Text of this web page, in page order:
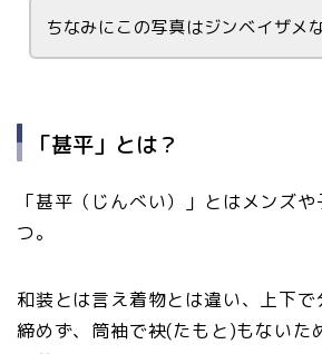
ちなみにこの写真はジンベイザメ
「甚平」とは？
「甚平（じんべい）」とはメンズ
つ。
和装とは言え着物とは違い、上下
締めず、筒袖で袂(たもと)もないた